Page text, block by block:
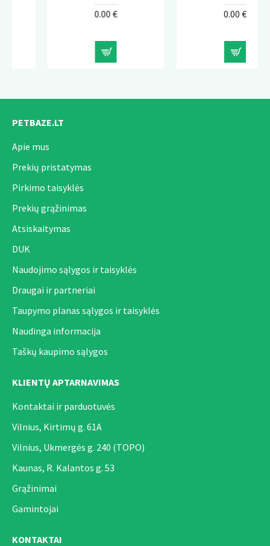
PETBAZE.LT
Apie mus
Prekių pristatymas
Pirkimo taisyklės
Prekių grąžinimas
Atsiskaitymas
DUK
Naudojimo sąlygos ir taisyklės
Draugai ir partneriai
Taupymo planas sąlygos ir taisyklės
Naudinga informacija
Taškų kaupimo sąlygos
KLIENTŲ APTARNAVIMAS
Kontaktai ir parduotuvės
Vilnius, Kirtimų g. 61A
Vilnius, Ukmergės g. 240 (TOPO)
Kaunas, R. Kalantos g. 53
Grąžinimai
Gamintojai
KONTAKTAI